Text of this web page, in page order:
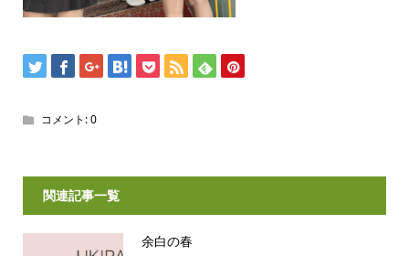
コメント:0
関連記事一覧
余白の春